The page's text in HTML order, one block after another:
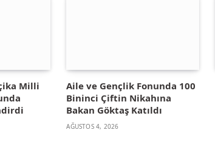
Milli
Aile ve Gençlik Fonunda 100
Bininci Çiftin Nikahına
Bakan Göktaş Katıldı
AĞUSTOS 4, 2026